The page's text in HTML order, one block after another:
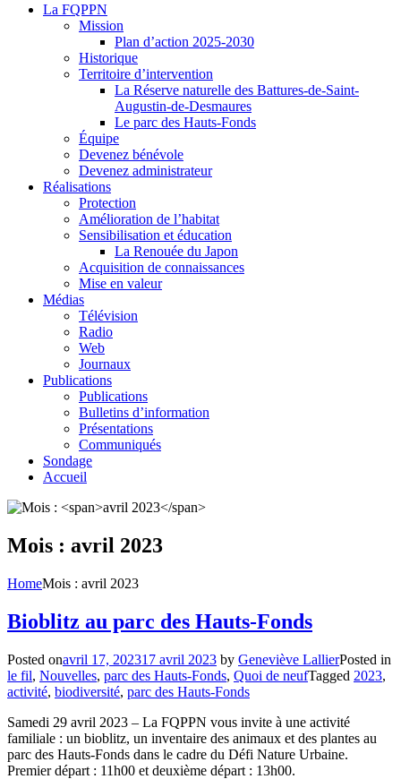
La FQPPN
Mission
Plan d’action 2025-2030
Historique
Territoire d’intervention
La Réserve naturelle des Battures-de-Saint-
Augustin-de-Desmaures
Le parc des Hauts-Fonds
Équipe
Devenez bénévole
Devenez administrateur
Réalisations
Protection
Amélioration de l’habitat
Sensibilisation et éducation
La Renouée du Japon
Acquisition de connaissances
Mise en valeur
Médias
Télévision
Radio
Web
Journaux
Publications
Publications
Bulletins d’information
Présentations
Communiqués
Sondage
Accueil
Mois : avril 2023
HomeMois : avril 2023
Bioblitz au parc des Hauts-Fonds
Posted onavril 17, 202317 avril 2023 by Geneviève LallierPosted in
le fil, Nouvelles, parc des Hauts-Fonds, Quoi de neufTagged 2023,
activité, biodiversité, parc des Hauts-Fonds
Samedi 29 avril 2023 – La FQPPN vous invite à une activité
familiale : un bioblitz, un inventaire des animaux et des plantes au
parc des Hauts-Fonds dans le cadre du Défi Nature Urbaine.
Premier départ : 11h00 et deuxième départ : 13h00.